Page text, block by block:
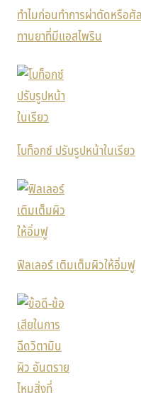
ทำไมก่อนทำการผ่าตัดหรือ
ทานยาที่มีแอสไพริน
โบท็อกซ์ ปรับรูปหน้าในเรียว
ฟิลเลอร์ เติมเต็มผิวให้อิ่มฟู